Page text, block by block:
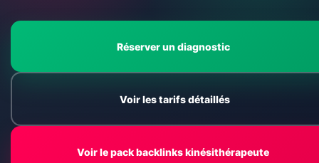
Réserver un diagnostic
Voir les tarifs détaillés
Voir le pack backlinks kinésithérapeute